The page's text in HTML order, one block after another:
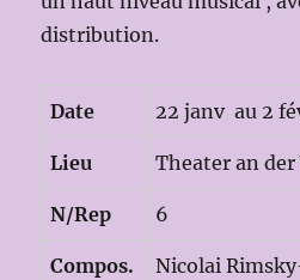
distribution.
Date 22 janv au 2
Lieu Theater an der
N/Rep 6
Compos. Nicolai